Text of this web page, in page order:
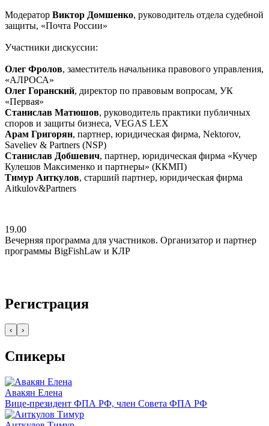
Модератор Виктор Домшенко, руководитель отдела судебной
защиты, «Почта России»
Участники дискуссии:
Олег Фролов, заместитель начальника правового управления,
«АЛРОСА»
Олег Горанский, директор по правовым вопросам, УК
«Первая»
Станислав Матюшов, руководитель практики публичных
споров и защиты бизнеса, VEGAS LEX
Арам Григорян, партнер, юридическая фирма, Nektorov,
Saveliev & Partners (NSP)
Станислав Добшевич, партнер, юридическая фирма «Кучер
Кулешов Максименко и партнеры» (ККМП)
Тимур Аиткулов, старший партнер, юридическая фирма
Aitkulov&Partners
19.00
Вечерняя программа для участников. Организатор и партнер
программы BigFishLaw и КЛР
Регистрация
‹ ›
Спикеры
Авакян Елена
Вице-президент ФПА РФ, член Совета ФПА РФ